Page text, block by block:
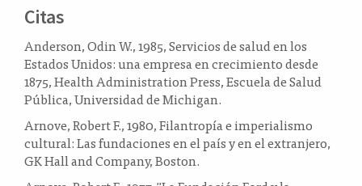
Citas
Anderson, Odin W., 1985, Servicios de salud en los
Estados Unidos: una empresa en crecimiento desde
1875, Health Administration Press, Escuela de Salud
Pública, Universidad de Michigan.
Arnove, Robert F., 1980, Filantropía e imperialismo
cultural: Las fundaciones en el país y en el extranjero,
GK Hall and Company, Boston.